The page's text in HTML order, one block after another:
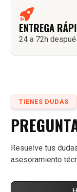
ENTREGA
24 a 72h
TIENES DUDAS
Resuelve tus
asesoramiento